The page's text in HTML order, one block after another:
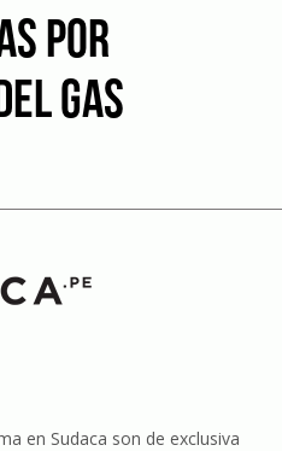
POR
GAS
en Sudaca son de exclusiva